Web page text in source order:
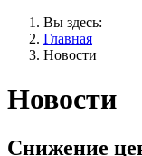
Вы здесь:
Главная
Новости
Новости
Снижение